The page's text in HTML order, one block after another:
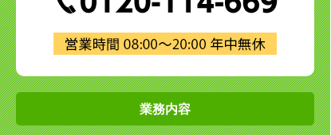
業務内容